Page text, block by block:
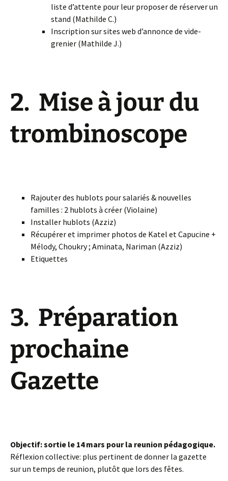
liste d’attente pour leur proposer de réserver un
stand (Mathilde C.)
Inscription sur sites web d’annonce de vide-
grenier (Mathilde J.)
2. Mise à jour du
trombinoscope
Rajouter des hublots pour salariés & nouvelles
familles : 2 hublots à créer (Violaine)
Installer hublots (Azziz)
Récupérer et imprimer photos de Katel et Capucine +
Mélody, Choukry ; Aminata, Nariman (Azziz)
Etiquettes
3. Préparation
prochaine
Gazette
Objectif: sortie le 14 mars pour la reunion pédagogique.
Réflexion collective: plus pertinent de donner la gazette
sur un temps de reunion, plutôt que lors des fêtes.